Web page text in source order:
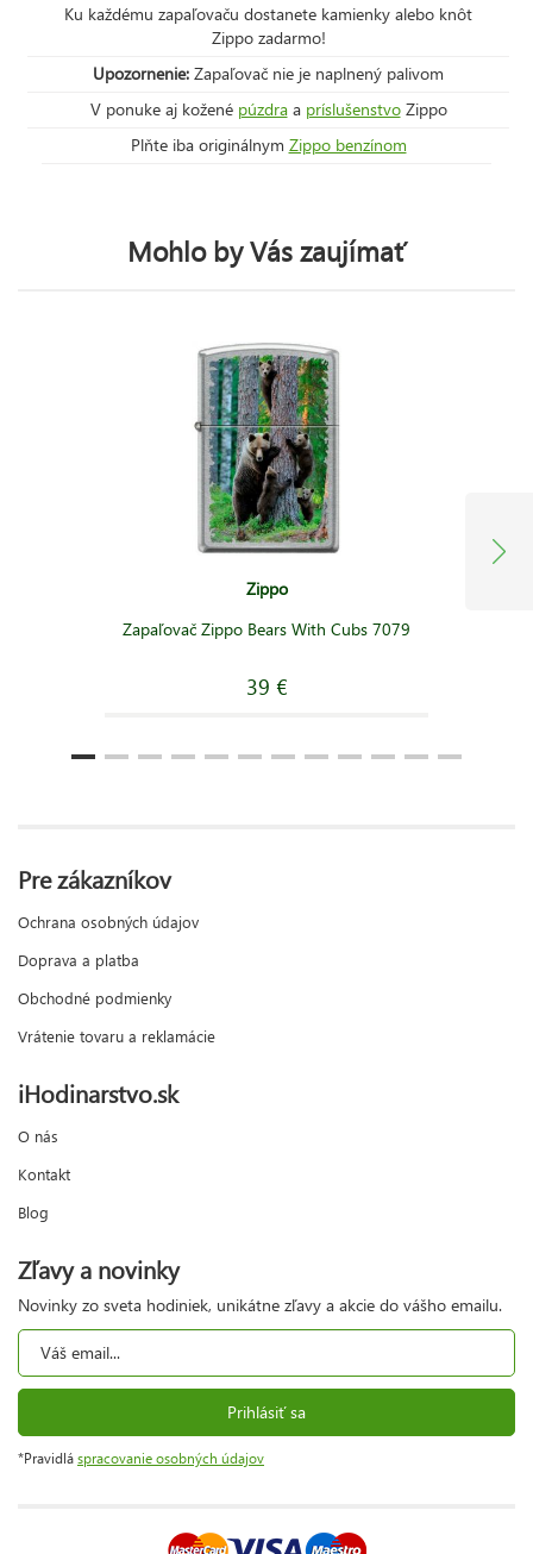
Ku každému zapaľovaču dostanete kamienky alebo knôt
Zippo zadarmo!
Upozornenie: Zapaľovač nie je naplnený palivom
V ponuke aj kožené púzdraa príslušenstvoZippo
Plňte iba originálnym Zippo benzínom
Mohlo by Vás zaujímať
Zippo
Zapaľovač Zippo Bears With Cubs 7079
39 €
Pre zákazníkov
Ochrana osobných údajov
Doprava a platba
Obchodné podmienky
Vrátenie tovaru a reklamácie
iHodinarstvo.sk
O nás
Kontakt
Blog
Zľavy a novinky
Novinky zo sveta hodiniek, unikátne zľavy a akcie do vášho emailu.
Prihlásiť sa
*Pravidlá spracovanie osobných údajov